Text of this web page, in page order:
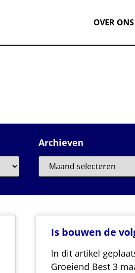
OVER ONS
Archieven
Is bouwen de
In dit artikel
Groeiend Best 3